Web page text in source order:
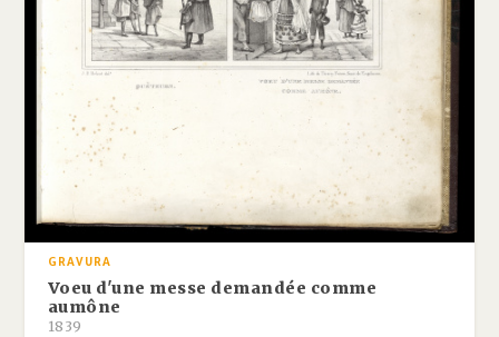
GRAVURA
Voeu d'une messe demandée comme
aumône
1839